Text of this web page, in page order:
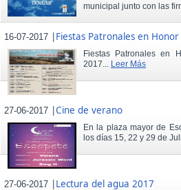
municipal junto con las
16-07-2017 |Fiestas Patronales en Honor
Fiestas Patronales en
2017... Leer Más
27-06-2017 |Cine de verano
En la plaza mayor de
los días 15, 22 y 29 de
27-06-2017 |Lectura del agua 2017